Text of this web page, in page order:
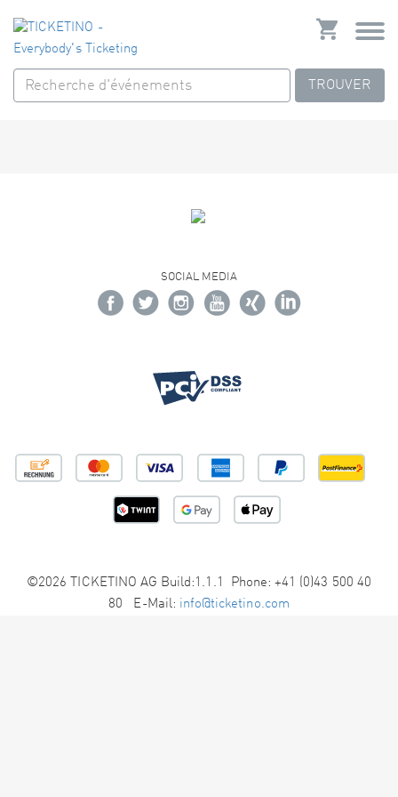
TROUVER
SOCIAL MEDIA
©2026 TICKETINO AG Build:1.1.1 Phone: +41 (0)43 500 40
80 E-Mail: info@ticketino.com